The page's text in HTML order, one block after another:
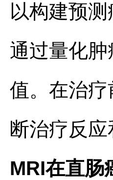
以构建预
通过量化
值。在治
断治疗反
MRI在直肠